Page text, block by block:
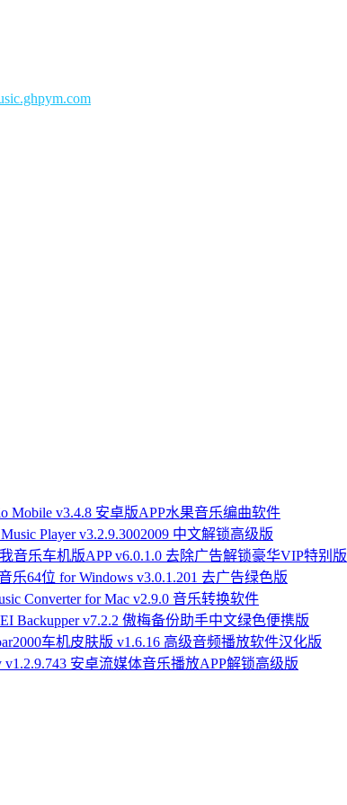
Mobile v3.4.8 安卓版APP水果音乐编曲软件
Player v3.2.9.3002009 中文解锁高级版
音乐车机版APP v6.0.1.0 去除广告解锁豪华VIP特别版
乐64位 for Windows v3.0.1.201 去广告绿色版
Converter for Mac v2.9.0 音乐转换软件
Backupper v7.2.2 傲梅备份助手中文绿色便携版
车机皮肤版 v1.6.16 高级音频播放软件汉化版
v1.2.9.743 安卓流媒体音乐播放APP解锁高级版